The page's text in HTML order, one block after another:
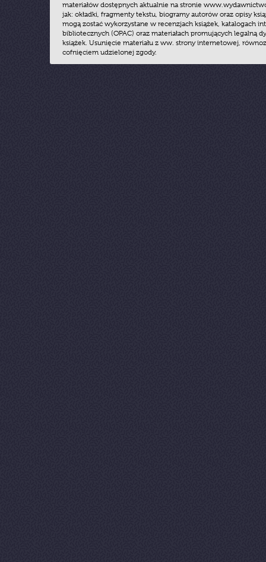
materiałów dostępnych aktualnie na stronie
jak: okładki, fragmenty tekstu, biogramy autorów oraz opisy
mogą zostać wykorzystane w recenzjach książek, katalogach
bibliotecznych (OPAC) oraz materiałach promujących legalną
książek. Usunięcie materiału z ww. strony internetowej,
cofnięciem udzielonej zgody.